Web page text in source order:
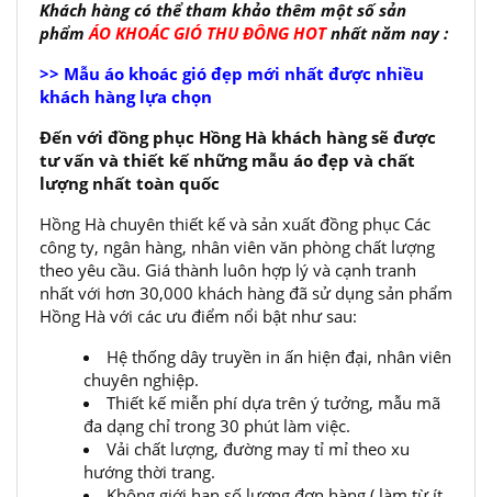
Khách hàng có thể tham khảo thêm một số sản
phẩmÁO KHOÁC GIÓ THU ĐÔNG HOTnhất năm nay :
>> Mẫu áo khoác gió đẹp mới nhất được nhiều
khách hàng lựa chọn
Đến với đồng phục Hồng Hà khách hàng sẽ được
tư vấn và thiết kế những mẫu áo đẹp và chất
lượng nhất toàn quốc
Hồng Hà chuyên thiết kế và sản xuất đồng phục Các
công ty, ngân hàng, nhân viên văn phòng chất lượng
theo yêu cầu. Giá thành luôn hợp lý và cạnh tranh
nhất với hơn 30,000 khách hàng đã sử dụng sản phẩm
Hồng Hà với các ưu điểm nổi bật như sau:
Hệ thống dây truyền in ấn hiện đại, nhân viên
chuyên nghiệp.
Thiết kế miễn phí dựa trên ý tưởng, mẫu mã
đa dạng chỉ trong 30 phút làm việc.
Vải chất lượng, đường may tỉ mỉ theo xu
hướng thời trang.